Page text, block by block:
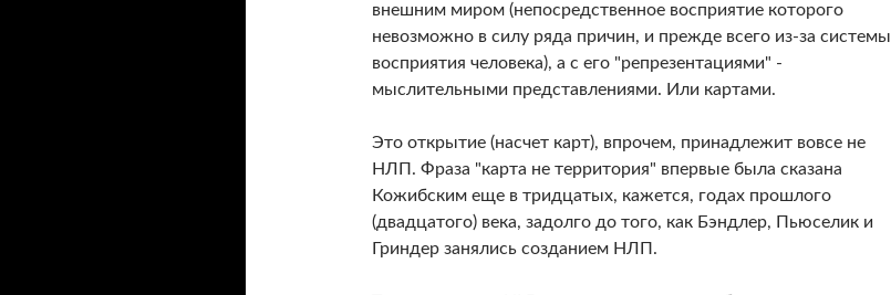
внешним миром (непосредственное восприятие которого
невозможно в силу ряда причин, и прежде всего из-за системы
восприятия человека), а с его "репрезентациями" -
мыслительными представлениями. Или картами.
Это открытие (насчет карт), впрочем, принадлежит вовсе не
НЛП. Фраза "карта не территория" впервые была сказана
Кожибским еще в тридцатых, кажется, годах прошлого
(двадцатого) века, задолго до того, как Бэндлер, Пьюселик и
Гриндер занялись созданием НЛП.